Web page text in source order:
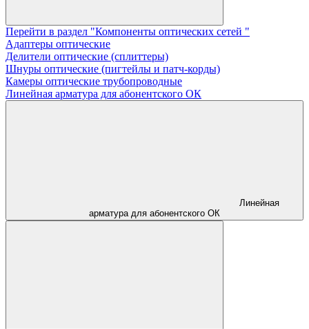
Перейти в раздел "Компоненты оптических сетей "
Адаптеры оптические
Делители оптические (сплиттеры)
Шнуры оптические (пигтейлы и патч-корды)
Камеры оптические трубопроводные
Линейная арматура для абонентского ОК
Линейная
арматура для абонентского ОК